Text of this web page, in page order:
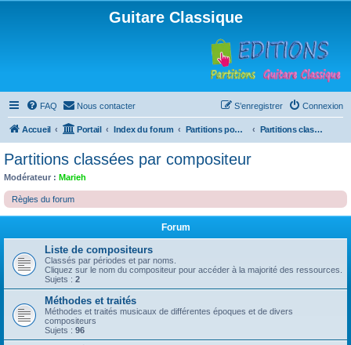
Guitare Classique
FAQ Nous contacter Connexion
S’enregistrer
Accueil Portail Index du forum Partitions pour guitare en libre téléchargement Partitions classées par compositeur
Partitions classées par compositeur
Modérateur : Marieh
Règles du forum
Forum
Liste de compositeurs
Classés par périodes et par noms.
Cliquez sur le nom du compositeur pour accéder à la majorité des ressources.
Sujets : 2
Méthodes et traités
Méthodes et traités musicaux de différentes époques et de divers
compositeurs
Sujets : 96